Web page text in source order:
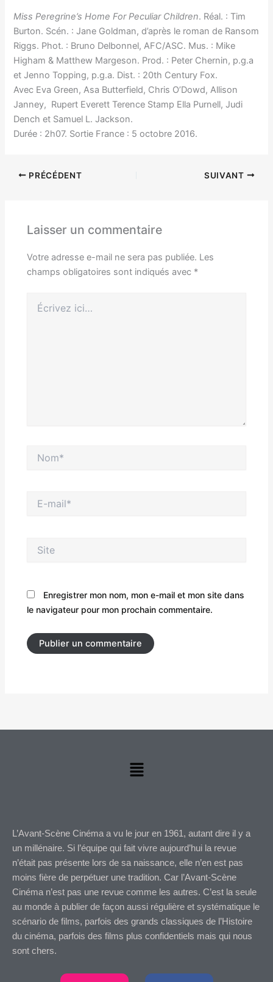
Miss Peregrine’s Home For Peculiar Children. Réal. : Tim
Burton. Scén. : Jane Goldman, d’après le roman de Ransom
Riggs. Phot. : Bruno Delbonnel, AFC/ASC. Mus. : Mike
Higham & Matthew Margeson. Prod. : Peter Chernin, p.g.a
et Jenno Topping, p.g.a. Dist. : 20th Century Fox.
Avec Eva Green, Asa Butterfield, Chris O’Dowd, Allison
Janney, Rupert Everett Terence Stamp Ella Purnell, Judi
Dench et Samuel L. Jackson.
Durée : 2h07. Sortie France : 5 octobre 2016.
PRÉCÉDENT SUIVANT
Laisser un commentaire
Votre adresse e-mail ne sera pas publiée. Les
champs obligatoires sont indiqués avec *
ici…
mail*
Enregistrer mon nom, mon e-mail et mon site dans
le navigateur pour mon prochain commentaire.
Menu
L’Avant-Scène Cinéma a vu le jour en 1961, autant dire il y a
un millénaire. Si l’équipe qui fait vivre aujourd’hui la revue
n’était pas présente lors de sa naissance, elle n’en est pas
moins fière de perpétuer une tradition. Car l’Avant-Scène
Cinéma n’est pas une revue comme les autres. C’est la seule
au monde à publier de façon aussi régulière et systématique le
scénario de films, parfois des grands classiques de l’Histoire
du cinéma, parfois des films plus confidentiels mais qui nous
sont chers.